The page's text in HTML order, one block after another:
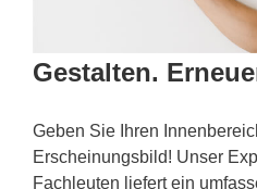
Gestalten.
Geben Sie Ihren
Erscheinungsbild! Unser
Fachleuten liefert ein